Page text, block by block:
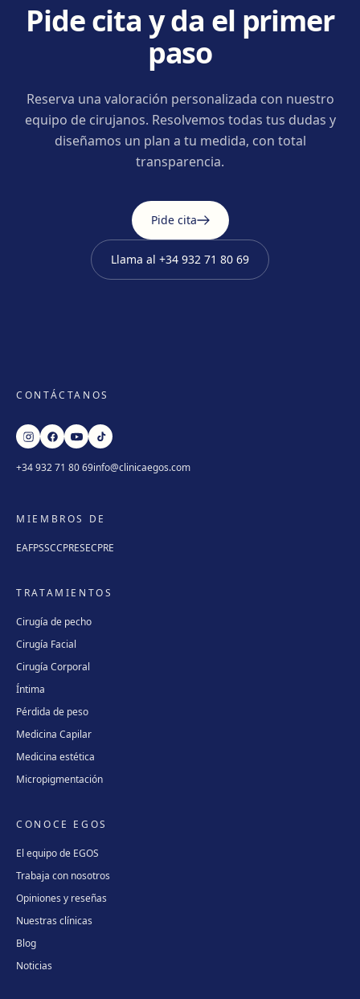
Pide cita y da el primer
paso
Reserva una valoración personalizada con nuestro
equipo de cirujanos. Resolvemos todas tus dudas y
diseñamos un plan a tu medida, con total
transparencia.
Pide cita
Llama al +34 932 71 80 69
CONTÁCTANOS
+34 932 71 80 69info@clinicaegos.com
MIEMBROS DE
EAFPSSCCPRESECPRE
TRATAMIENTOS
Cirugía de pecho
Cirugía Facial
Cirugía Corporal
Íntima
Pérdida de peso
Medicina Capilar
Medicina estética
Micropigmentación
CONOCE EGOS
El equipo de EGOS
Trabaja con nosotros
Opiniones y reseñas
Nuestras clínicas
Blog
Noticias